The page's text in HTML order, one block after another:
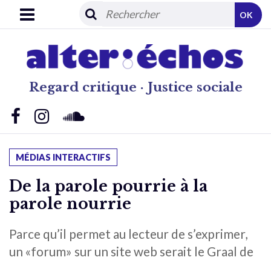
Regard critique · Justice sociale
OK
MÉDIAS INTERACTIFS
De la parole pourrie à la
parole nourrie
Parce qu’il permet au lecteur de s’exprimer,
un «forum» sur un site web serait le Graal de